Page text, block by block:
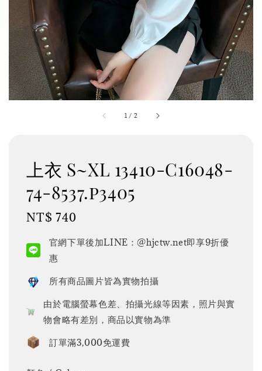
1 / 2
上衣 S~XL 13410-C16048-
74-8537.p3405
Regular
NT$ 740
官網下單後加LINE：@hjctw.net即享9折優
惠
所有商品圖片皆為實物拍攝
由於電腦螢幕色差、拍攝光線等因素，照片與實
物會略有差別，商品以實物為準
訂單滿3,000免運費